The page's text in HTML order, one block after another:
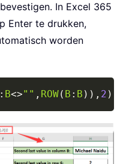
In Excel 365
Enter te drukken,
worden
: B<>"" , ROW( B : B ) ) , 2 )
Copy